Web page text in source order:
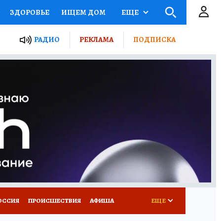
ЗДОРОВЬЕ ИЩЕМ ДОМ
ПРОЕКТЫ РОССИИ
ПУТЕВОДИТЕЛЬ
ПОТРЕБИТЕЛЯ
ЕЩЕ
РАДИО РЕКЛАМА ПОДПИСКА
ПРОИСШЕСТВИЯ АФИША ЕЩЕ